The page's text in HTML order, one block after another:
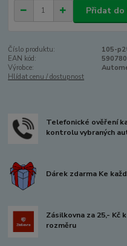
Přidat do
Číslo produktu:
105-
EAN kód:
Výrobce:
Hlídat cenu / dostupnost
Telefonické ověření
kontrolu vybraných
Dárek zdarma Ke
Zásilkovna za 25,- Kč
rozměru